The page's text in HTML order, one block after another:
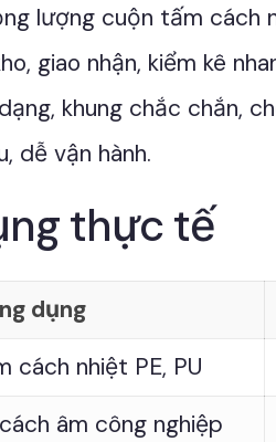
lượng cuộn tấm cách
giao nhận, kiểm kê
khung chắc chắn,
dễ vận hành.
thực tế
dụng
cách nhiệt PE, PU
âm công nghiệp